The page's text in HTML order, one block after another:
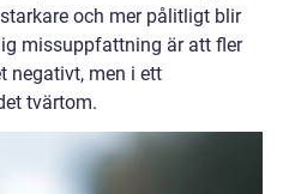
och mer pålitligt blir
missuppfattning är att fler
negativt, men i ett
tvärtom.